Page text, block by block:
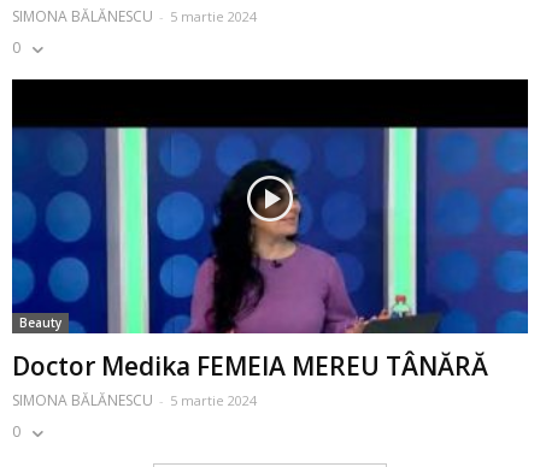
SIMONA BĂLĂNESCU - 5 martie 2024
0
Beauty
Doctor Medika FEMEIA MEREU TÂNĂRĂ
SIMONA BĂLĂNESCU - 5 martie 2024
0